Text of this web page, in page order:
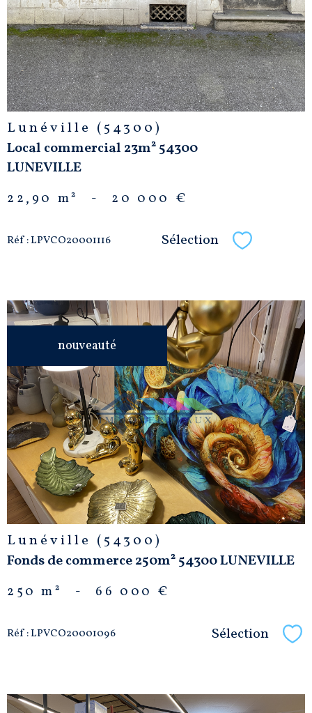
Lunéville (54300)
Local commercial 23m² 54300
LUNEVILLE
22,90 m² - 20 000 €
Réf : LPVCO20001116 Sélection
nouveauté
VOIR LE
BIEN
Lunéville (54300)
Fonds de commerce 250m² 54300 LUNEVILLE
250 m² - 66 000 €
Réf : LPVCO20001096 Sélection